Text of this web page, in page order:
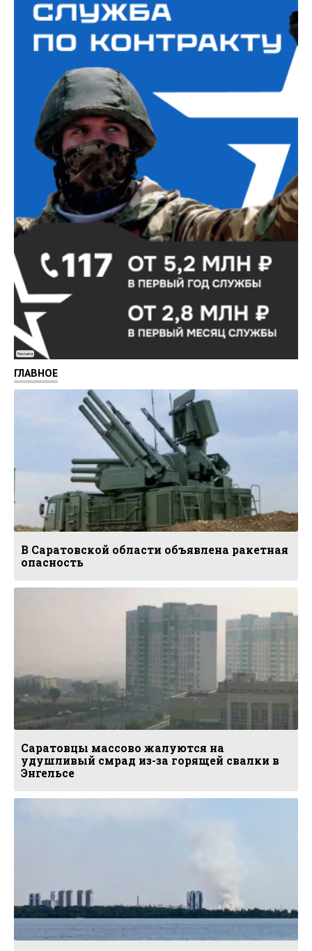
Реклама
ГЛАВНОЕ
В Саратовской области объявлена ракетная
опасность
Саратовцы массово жалуются на
удушливый смрад из-за горящей свалки в
Энгельсе